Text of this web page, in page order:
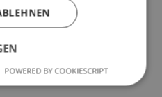
POWERED BY COOKIESCRIPT